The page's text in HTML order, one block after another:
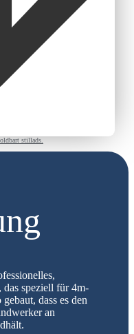
stillads.
das speziell für 4m-
dass es den
an